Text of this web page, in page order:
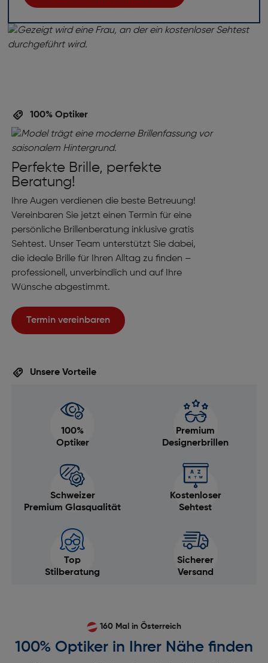
100% Optiker
Perfekte Brille, perfekte
Beratung!
Ihre Augen verdienen die beste Betreuung!
Vereinbaren Sie jetzt einen Termin für eine
persönliche Brillenberatung inklusive gratis
Sehtest. Unser Team unterstützt Sie dabei,
die ideale Brille für Ihren Alltag zu finden –
professionell, unverbindlich und auf Ihre
Wünsche abgestimmt.
Termin vereinbaren
Unsere Vorteile
100%
Optiker
Premium
Designerbrillen
Schweizer
Premium Glasqualität
Kostenloser
Sehtest
Top
Stilberatung
Sicherer
Versand
160 Mal in Österreich
100% Optiker in Ihrer Nähe finden